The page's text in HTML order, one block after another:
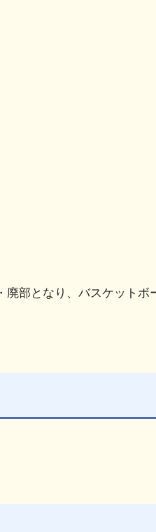
部となり、バスケットボ